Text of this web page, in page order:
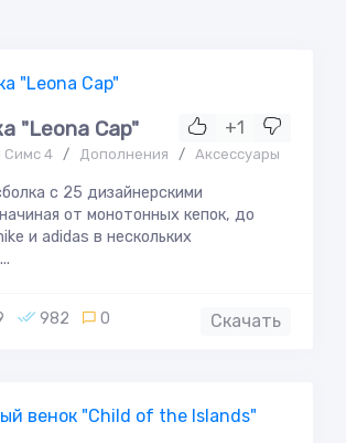
+1
"Leona Cap"
Симс 4 / Дополнения / Аксессуары
с 25 дизайнерскими
от монотонных кепок, до
и adidas в нескольких
982 0 Скачать